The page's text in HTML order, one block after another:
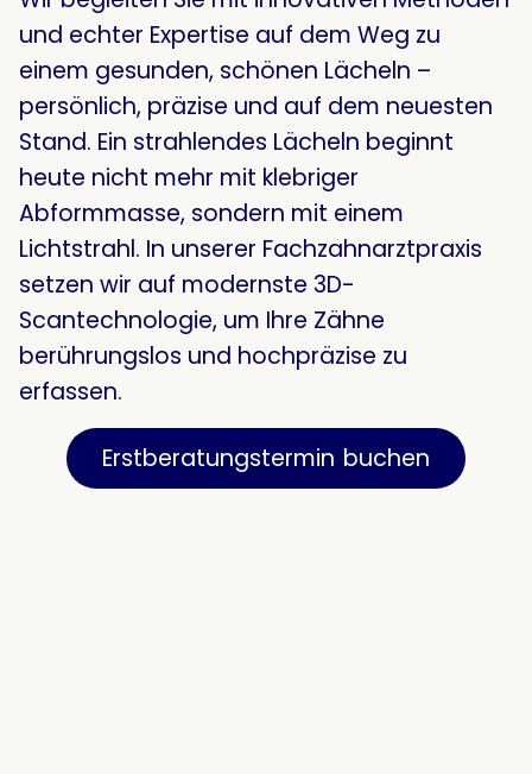
und echter Expertise auf dem Weg zu
einem gesunden, schönen Lächeln –
persönlich, präzise und auf dem neuesten
Stand. Ein strahlendes Lächeln beginnt
heute nicht mehr mit klebriger
Abformmasse, sondern mit einem
Lichtstrahl. In unserer Fachzahnarztpraxis
setzen wir auf modernste 3D-
Scantechnologie, um Ihre Zähne
berührungslos und hochpräzise zu
erfassen.
Erstberatungstermin buchen